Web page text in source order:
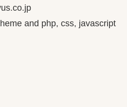
and php, css, javascript